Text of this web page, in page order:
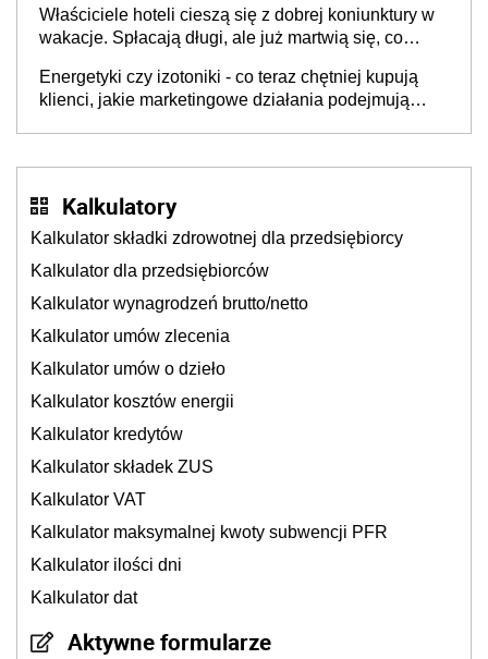
cichu
Właściciele hoteli cieszą się z dobrej koniunktury w
wakacje. Spłacają długi, ale już martwią się, co
Energetyki czy izotoniki - co teraz chętniej kupują
klienci, jakie marketingowe działania podejmują
Kalkulatory
Kalkulator składki zdrowotnej dla przedsiębiorcy
Kalkulator dla przedsiębiorców
Kalkulator wynagrodzeń brutto/netto
Kalkulator umów zlecenia
Kalkulator umów o dzieło
Kalkulator kosztów energii
Kalkulator kredytów
Kalkulator składek ZUS
Kalkulator VAT
Kalkulator maksymalnej kwoty subwencji PFR
Kalkulator ilości dni
Kalkulator dat
Aktywne formularze